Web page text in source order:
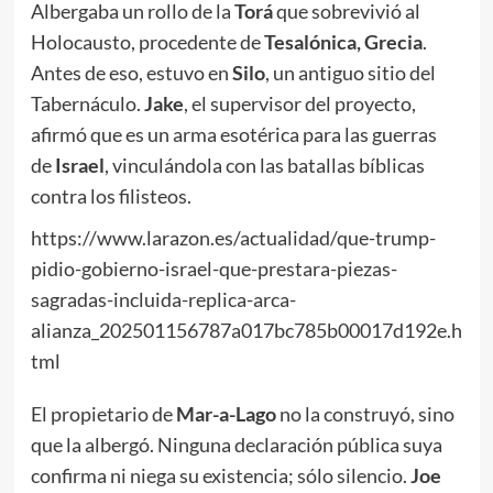
Albergaba un rollo de laToráque sobrevivió al
Holocausto, procedente deTesalónica, Grecia.
Antes de eso, estuvo enSilo, un antiguo sitio del
Tabernáculo.Jake, el supervisor del proyecto,
afirmó que es un arma esotérica para las guerras
deIsrael, vinculándola con las batallas bíblicas
contra los filisteos.
https://www.larazon.es/actualidad/que-trump-
pidio-gobierno-israel-que-prestara-piezas-
sagradas-incluida-replica-arca-
alianza_202501156787a017bc785b00017d192e.h
tml
El propietario deMar-a-Lagono la construyó, sino
que la albergó. Ninguna declaración pública suya
confirma ni niega su existencia; sólo silencio.Joe